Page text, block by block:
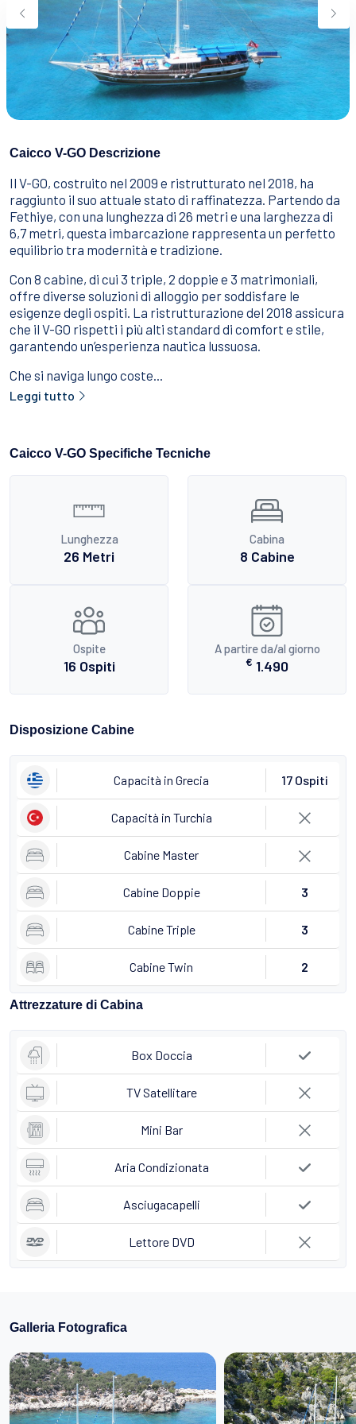
Cibo E Bevande
Come Prenotare
Termini e Condizioni
Contattaci
Caicco V-GO Descrizione
Il V-GO, costruito nel 2009 e ristrutturato nel 2018, ha
raggiunto il suo attuale stato di raffinatezza. Partendo da
Fethiye, con una lunghezza di 26 metri e una larghezza di
6,7 metri, questa imbarcazione rappresenta un perfetto
equilibrio tra modernità e tradizione.
Con 8 cabine, di cui 3 triple, 2 doppie e 3 matrimoniali,
offre diverse soluzioni di alloggio per soddisfare le
esigenze degli ospiti. La ristrutturazione del 2018 assicura
che il V-GO rispetti i più alti standard di comfort e stile,
garantendo un’esperienza nautica lussuosa.
Che si naviga lungo coste...
Leggi tutto
Caicco V-GO Specifiche Tecniche
Lunghezza
26 Metri
Cabina
8 Cabine
Ospite
16 Ospiti
A partire da/al giorno
€ 1.490
Disposizione Cabine
Capacità in Grecia 17 Ospiti
Capacità in Turchia
Cabine Master
Cabine Doppie 3
Cabine Triple 3
Cabine Twin 2
Attrezzature di Cabina
Box Doccia
TV Satellitare
Mini Bar
Aria Condizionata
Asciugacapelli
Lettore DVD
Galleria Fotografica